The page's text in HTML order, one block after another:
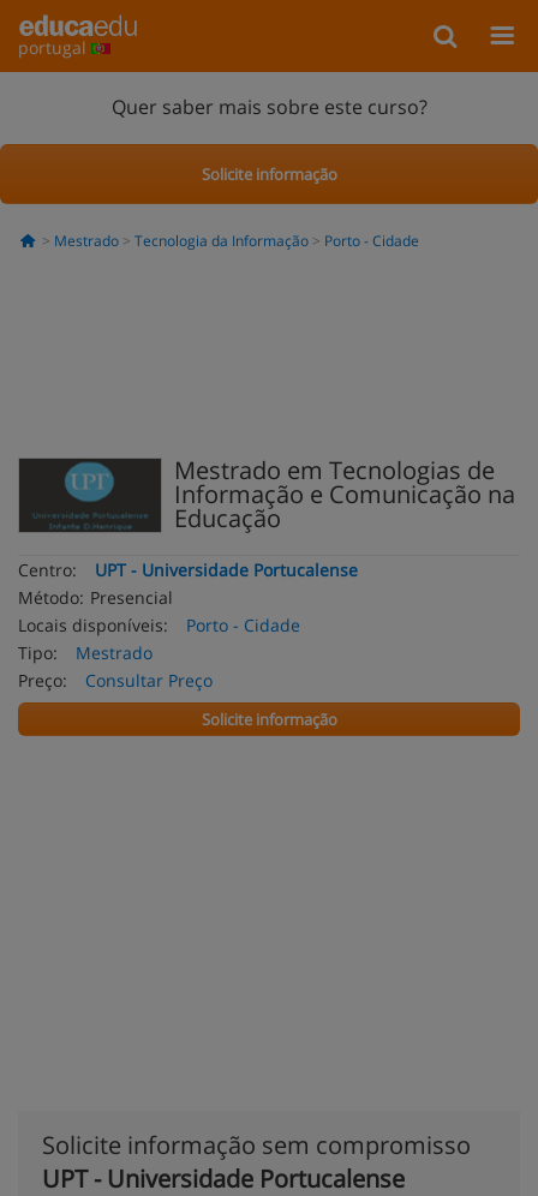
portugal
Quer saber mais sobre este curso?
Solicite informação
Mestrado Tecnologia da Informação Porto - Cidade
Mestrado em Tecnologias de
Informação e Comunicação na
Educação
Centro:
UPT - Universidade Portucalense
Método: Presencial
Locais disponíveis:
Porto - Cidade
Tipo:
Mestrado
Preço:
Consultar Preço
Solicite informação
Solicite informação sem compromisso
UPT - Universidade Portucalense